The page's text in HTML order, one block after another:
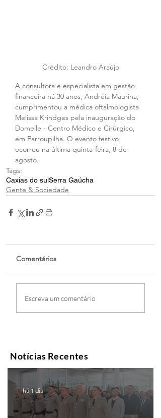
Crédito: Leandro Araújo
A consultora e especialista em gestão
financeira há 30 anos, Andréia Maurina,
cumprimentou a médica oftalmologista
Melissa Krindges pela inauguração do
Domelle - Centro Médico e Cirúrgico,
em Farroupilha. O evento festivo
ocorreu na última quinta-feira, 8 de
agosto.
Tags:
Caxias do sulSerra Gaúcha
Gente & Sociedade
Comentários
Escreva um comentário
Notícias Recentes
há 1 dia